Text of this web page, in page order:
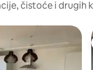
čistoće i drugih
s oznakom